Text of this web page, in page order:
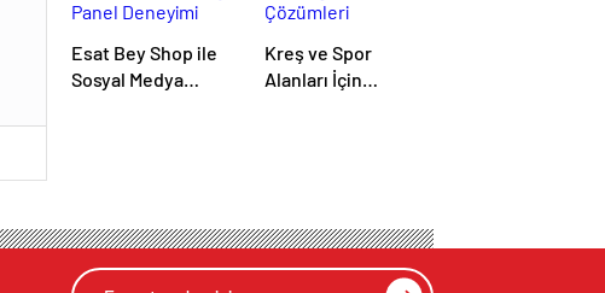
Esat Bey Shop ile
Sosyal Medya
Kreş ve Spor
Alanları İçin